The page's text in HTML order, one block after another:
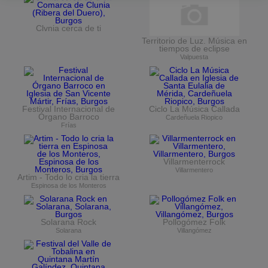
Clvnia cerca de ti
Territorio de Luz. Música en
tiempos de eclipse
Valpuesta
Festival Internacional de
Órgano Barroco
Frías
Ciclo La Música Callada
Cardeñuela Riopico
Artim - Todo lo cria la tierra
Espinosa de los Monteros
Villarmenterrock
Villarmentero
Solarana Rock
Solarana
Pollogómez Folk
Villangómez